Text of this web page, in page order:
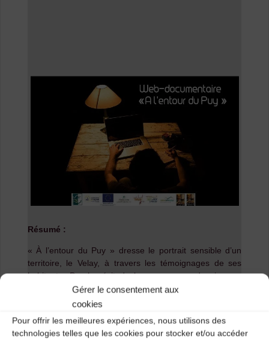
Gérer le consentement aux
cookies
Pour offrir les meilleures expériences, nous utilisons des
technologies telles que les cookies pour stocker et/ou accéder
Résumé :
« À l’entour du Puy » dresse
le portrait sensible d’un
territoire, le Velay, à travers les témoignages de ses
habitants. Par le récit de leurs parcours de vie, ces
acteurs bien ancrés dans leur « pays » se font les
porte-parole d’un espace d’une grande diversité
chaque jour.